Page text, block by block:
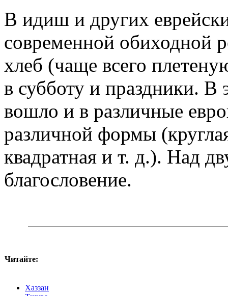
В идиш и других
современной обиходной
хлеб (чаще всего
в субботу и праздники. В
вошло и в различные
различной формы
квадратная и т. д.). Над
благословение.
Читайте:
Хаззан